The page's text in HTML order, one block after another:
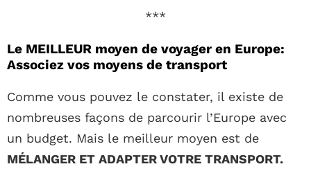
***
Le MEILLEUR moyen de voyager en Europe:
Associez vos moyens de transport
Comme vous pouvez le constater, il existe de
nombreuses façons de parcourir l’Europe avec
un budget. Mais le meilleur moyen est de
MÉLANGER ET ADAPTER VOTRE TRANSPORT.